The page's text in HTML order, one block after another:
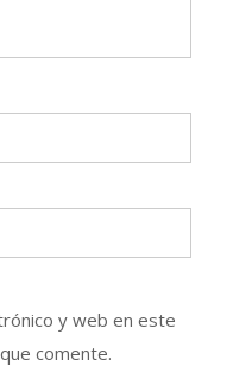
y web en este
comente.